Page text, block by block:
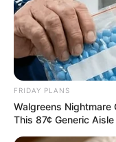
FRIDAY PLANS
Walgreens Nightmare
This 87¢ Generic